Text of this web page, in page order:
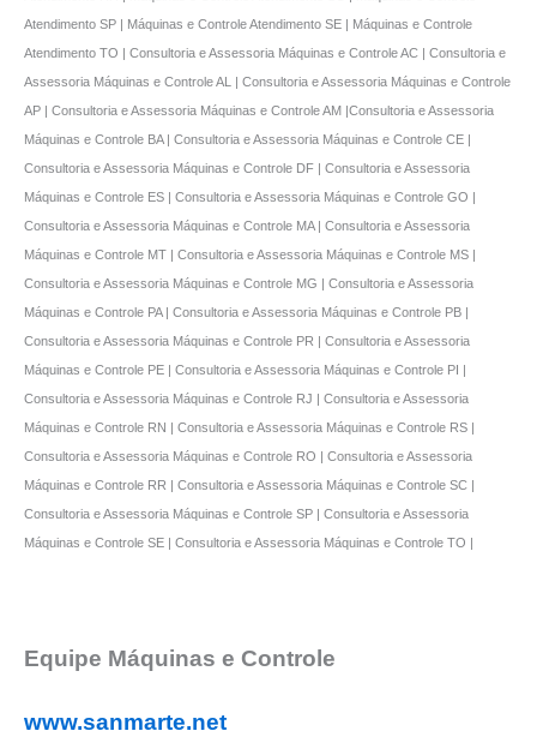
Equipe Máquinas e Controle
www.sanmarte.net